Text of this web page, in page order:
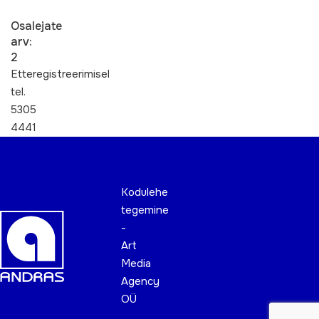
Osalejate
arv:
2
Etteregistreerimisel
tel.
5305
4441
Kodulehe
tegemine
-
Art
Media
Agency
OÜ